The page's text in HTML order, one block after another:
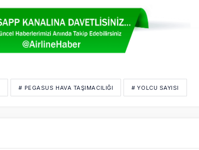
# PEGASUS HAVA TAŞIMACILIĞI # YOLCU SAYISI